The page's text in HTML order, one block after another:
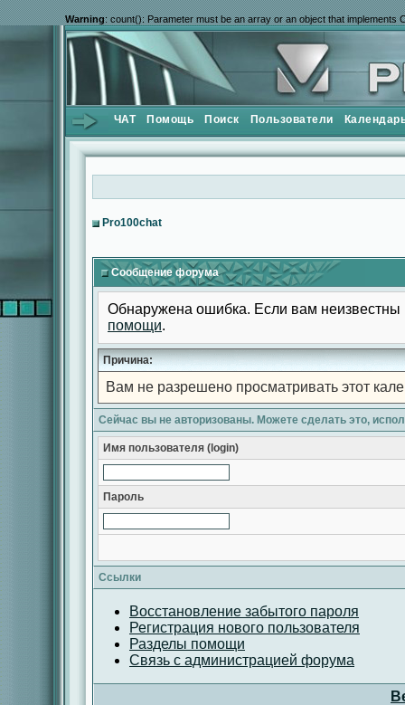
Warning: count(): Parameter must be an array or an object that implements
ЧАТ Помощь Поиск Пользователи
Pro100chat
Сообщение форума
Обнаружена ошибка. Если вам
помощи.
Причина:
Вам не разрешено просматривать этот
Сейчас вы не авторизованы. Можете сделать это,
Имя пользователя (login)
Пароль
Ссылки
Восстановление забытого пароля
Регистрация нового пользователя
Разделы помощи
Связь с администрацией форума